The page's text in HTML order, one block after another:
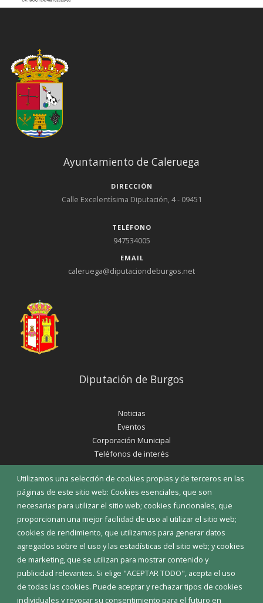
Utilizamos una selección de cookies propias y de terceros en las
páginas de este sitio web: Cookies esenciales, que son
necesarias para utilizar el sitio web; cookies funcionales, que
proporcionan una mejor facilidad de uso al utilizar el sitio web;
cookies de rendimiento, que utilizamos para generar datos
agregados sobre el uso y las estadísticas del sitio web; y cookies
de marketing, que se utilizan para mostrar contenido y
publicidad relevantes. Si elige "ACEPTAR TODO", acepta el uso
de todas las cookies. Puede aceptar y rechazar tipos de cookies
individuales y revocar su consentimiento para el futuro en
Ayuntamiento de Caleruega
DIRECCIÓN
Calle Excelentísima Diputación, 4 - 09451
TELÉFONO
947534005
EMAIL
caleruega@diputaciondeburgos.net
Diputación de Burgos
Noticias
Eventos
Corporación Municipal
Teléfonos de interés
INICIAR SESIÓN
MAPA WEB